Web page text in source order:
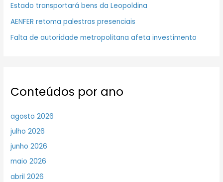
Estado transportará bens da Leopoldina
AENFER retoma palestras presenciais
Falta de autoridade metropolitana afeta investimento
Conteúdos por ano
agosto 2026
julho 2026
junho 2026
maio 2026
abril 2026